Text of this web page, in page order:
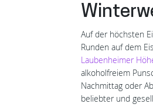
Auf der höchsten
Runden auf dem
Laubenheimer
alkoholfreiem
Nachmittag oder
beliebter und